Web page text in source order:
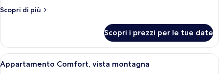
giardino
Scopri di più
Altri
Comfort,
vista
giardino
Scopri i prezzi per le tue date
Apri
tutte
Appartamento Comfort, vista
5
Appartamento Comfort, vista montagna